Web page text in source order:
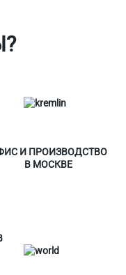
И ПРОИЗВОДСТВО
В МОСКВЕ